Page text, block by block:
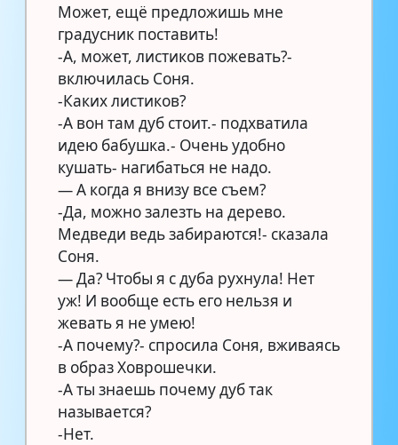
Может, ещё предложишь мне
градусник поставить!
-А, может, листиков пожевать?-
включилась Соня.
-Каких листиков?
-А вон там дуб стоит.- подхватила
идею бабушка.- Очень удобно
кушать- нагибаться не надо.
— А когда я внизу все съем?
-Да, можно залезть на дерево.
Медведи ведь забираются!- сказала
Соня.
— Да? Чтобы я с дуба рухнула! Нет
уж! И вообще есть его нельзя и
жевать я не умею!
-А почему?- спросила Соня, вживаясь
в образ Ховрошечки.
-А ты знаешь почему дуб так
называется?
-Нет.